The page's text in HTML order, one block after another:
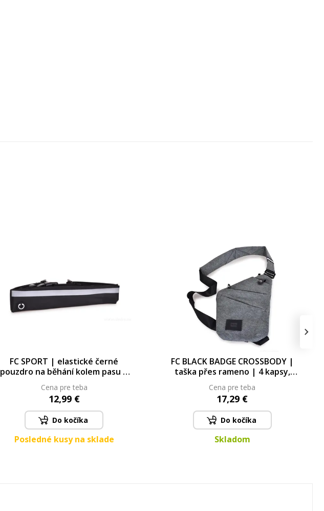
FC SPORT | elastické černé
pouzdro na běhání kolem pasu |
nepromokavé, s reflexní páskou &
otvorem na sluchátka
Cena pre teba
12,99 €
Do kočíka
Posledné kusy na sklade
FC BLACK BADGE CROSSBODY |
taška přes rameno | 4 kapsy,
kapsa na telefon & nastavitelný
popruh
Cena pre teba
17,29 €
Do kočíka
Skladom
›